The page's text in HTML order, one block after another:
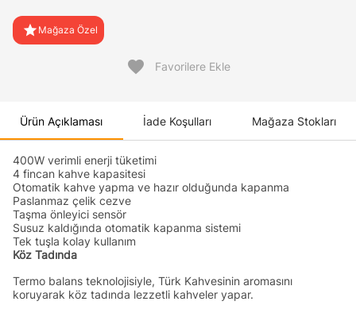
star Mağaza Özel
favorite Favorilere Ekle
Ürün Açıklaması İade Koşulları Mağaza Stokları
400W verimli enerji tüketimi
4 fincan kahve kapasitesi
Otomatik kahve yapma ve hazır olduğunda kapanma
Paslanmaz çelik cezve
Taşma önleyici sensör
Susuz kaldığında otomatik kapanma sistemi
Tek tuşla kolay kullanım
Köz Tadında
Termo balans teknolojisiyle, Türk Kahvesinin aromasını
koruyarak köz tadında lezzetli kahveler yapar.